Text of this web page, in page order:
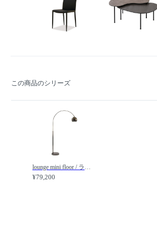
この商品のシリーズ
lounge mini floor / ラウンジミニ フロアライト / moda en casa / モーダ・エン・カーサ
¥79,200